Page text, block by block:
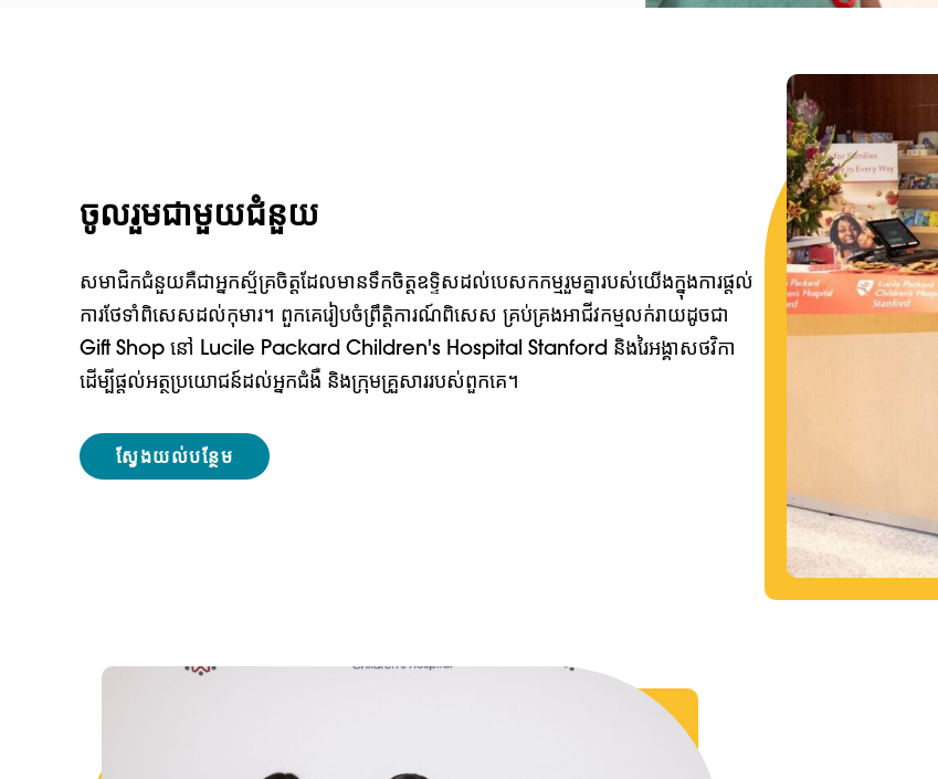
ចូលរួមជាមួយជំនួយ
សមាជិកជំនួយគឺជាអ្នកស្ម័គ្រចិត្តដែលមានទឹកចិត្តឧទ្ទិសដល់បេសកកម្មរួមគ្នារបស់យើងក្នុងការផ្តល់
ការថែទាំពិសេសដល់កុមារ។ ពួកគេរៀបចំព្រឹត្តិការណ៍ពិសេស គ្រប់គ្រងអាជីវកម្មលក់រាយដូចជា
Gift Shop នៅ Lucile Packard Children's Hospital Stanford និងរៃអង្គាសថវិកា
ដើម្បីផ្តល់អត្ថប្រយោជន៍ដល់អ្នកជំងឺ និងក្រុមគ្រួសាររបស់ពួកគេ។
ស្វែងយល់បន្ថែម